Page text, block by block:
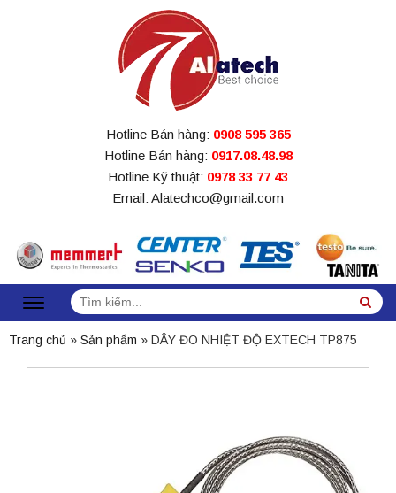
Hotline Bán hàng: 0908 595 365
Hotline Bán hàng: 0917.08.48.98
Hotline Kỹ thuật: 0978 33 77 43
Email: Alatechco@gmail.com
Tìm
kiếm:
Trang chủ » Sản phẩm » DÂY ĐO NHIỆT ĐỘ EXTECH TP875